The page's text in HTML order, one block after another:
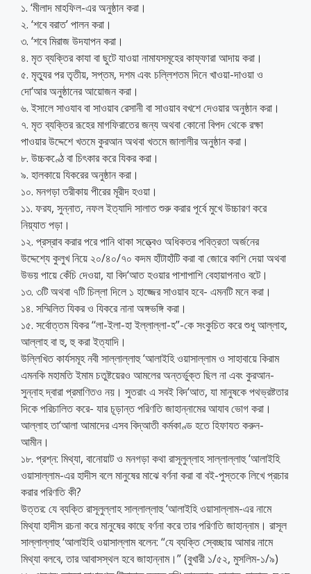
১. ‘মীলাদ মাহফিল-এর অনুষ্ঠান করা।
২. ‘শবে বরাত’ পালন করা।
৩. ‘শবে মিরাজ উদযাপন করা।
৪. মৃত ব্যক্তির কাযা বা ছুটে যাওয়া নামাযসমূহের কাফ্ফারা আদায় করা।
৫. মৃত্যুর পর তৃতীয়, সপ্তম, দশম এবং চল্লিশতম দিনে খাওয়া-দাওয়া ও
দো‘আর অনুষ্ঠানের আয়োজন করা।
৬. ইসালে সাওযাব বা সাওয়াব রেসানী বা সাওয়াব বখশে দেওয়ার অনুষ্ঠান করা।
৭. মৃত ব্যক্তির রূহের মাগফিরাতের জন্য অথবা কোনো বিপদ থেকে রক্ষা
পাওয়ার উদ্দেশে খতমে কুরআন অথবা খতমে জালালীর অনুষ্ঠান করা।
৮. উচ্চকণ্ঠে বা চিৎকার করে যিকর করা।
৯. হালকায়ে যিকরের অনুষ্ঠান করা।
১০. মনগড়া তরীকায় পীরের মূরীদ হওয়া।
১১. ফরয, সুন্নাত, নফল ইত্যাদি সালাত শুরু করার পূর্বে মুখে উচ্চারণ করে
নিয়্যাত পড়া।
১২. প্রস্রাব করার পরে পানি থাকা সত্ত্বেও অধিকতর পবিত্রতা অর্জনের
উদ্দেশ্যে কুলুখ নিয়ে ২০/৪০/৭০ কদম হাঁটাহাঁটি করা বা জোরে কাশি দেয়া অথবা
উভয় পায়ে কেঁচি দেওয়া, যা বিদ‘আত হওয়ার পাশাপাশি বেহায়াপনাও বটে।
১৩. ৩টি অথবা ৭টি চিল্লা দিলে ১ হাজ্জের সাওয়াব হবে- এমনটি মনে করা।
১৪. সম্মিলিত যিকর ও যিকরে নানা অঙ্গভঙ্গি করা।
১৫. সর্বোত্তম যিকর ‘‘লা-ইলা-হা ইল্লাল্লা-হ”-কে সংকুচিত করে শুধু আল্লাহ,
আল্লাহ বা হু, হু করা ইত্যাদি।
উল্লিখিত কার্যসমূহ নবী সাল্লাল্লাহু ‘আলাইহি ওয়াসাল্লাম ও সাহাবায়ে কিরাম
এমনকি মহামতি ইমাম চতুষ্টয়েরও আমলের অন্তর্ভুক্ত ছিল না এবং কুরআন-
সুন্নাহ দ্বারা প্রমাণিতও নয়। সুতরাং এ সবই বিদ‘আত, যা মানুষকে পথভ্রষ্টতার
দিকে পরিচালিত করে- যার চূড়ান্ত পরিণতি জাহান্নামের আযাব ভোগ করা।
আল্লাহ তা‘আলা আমাদের এসব বিদ্আতী কর্মকাণ্ড হতে হিফাযত করুন-
আমীন।
১৮. প্রশ্ন: মিথ্যা, বানোয়াট ও মনগড়া কথা রাসূলুল্লাহ সাল্লাল্লাহু ‘আলাইহি
ওয়াসাল্লাম-এর হাদীস বলে মানুষের মাঝে বর্ণনা করা বা বই-পুস্তকে লিখে প্রচার
করার পরিণতি কী?
উত্তর: যে ব্যক্তি রাসূলুল্লাহ সাল্লাল্লাহু ‘আলাইহি ওয়াসাল্লাম-এর নামে
মিথ্যা হাদীস রচনা করে মানুষের কাছে বর্ণনা করে তার পরিণতি জাহান্নাম। রাসূল
সাল্লাল্লাহু ‘আলাইহি ওয়াসাল্লাম বলেন: “যে ব্যক্তি স্বেচ্ছায় আমার নামে
মিথ্যা বলবে, তার আবাসস্থল হবে জাহান্নাম।” (বুখারী ১/৫২, মুসলিম-১/৯)